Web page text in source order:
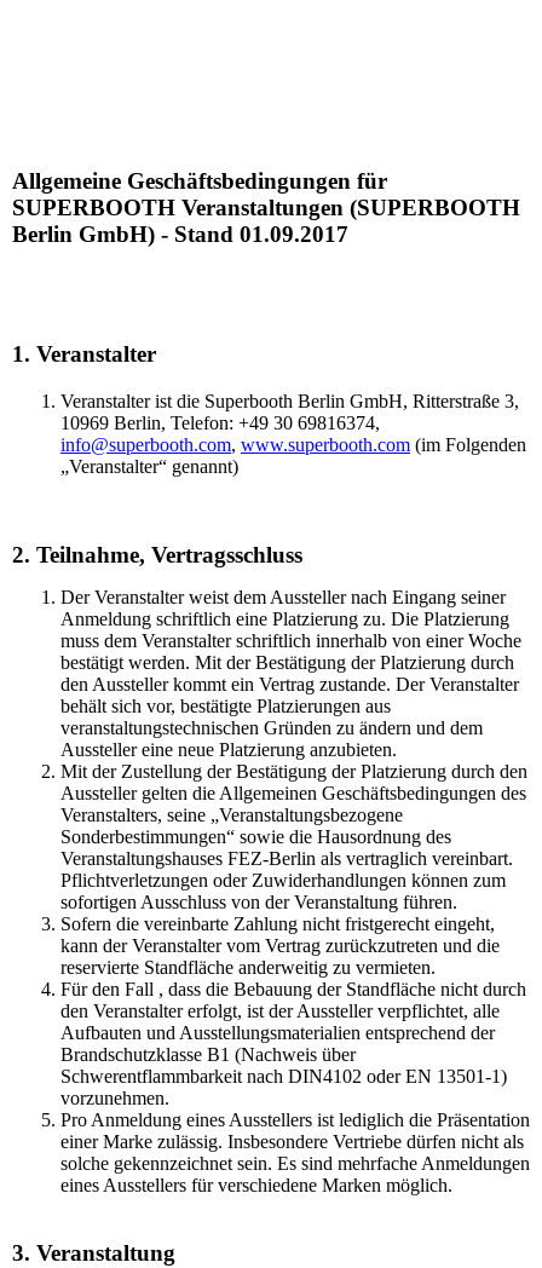
Allgemeine Geschäftsbedingungen für
SUPERBOOTH Veranstaltungen (SUPERBOOTH
Berlin GmbH) - Stand 01.09.2017
1. Veranstalter
Veranstalter ist die Superbooth Berlin GmbH, Ritterstraße 3,
10969 Berlin, Telefon: +49 30 69816374,
info@superbooth.com, www.superbooth.com (im Folgenden
„Veranstalter“ genannt)
2. Teilnahme, Vertragsschluss
Der Veranstalter weist dem Aussteller nach Eingang seiner
Anmeldung schriftlich eine Platzierung zu. Die Platzierung
muss dem Veranstalter schriftlich innerhalb von einer Woche
bestätigt werden. Mit der Bestätigung der Platzierung durch
den Aussteller kommt ein Vertrag zustande. Der Veranstalter
behält sich vor, bestätigte Platzierungen aus
veranstaltungstechnischen Gründen zu ändern und dem
Aussteller eine neue Platzierung anzubieten.
Mit der Zustellung der Bestätigung der Platzierung durch den
Aussteller gelten die Allgemeinen Geschäftsbedingungen des
Veranstalters, seine „Veranstaltungsbezogene
Sonderbestimmungen“ sowie die Hausordnung des
Veranstaltungshauses FEZ-Berlin als vertraglich vereinbart.
Pflichtverletzungen oder Zuwiderhandlungen können zum
sofortigen Ausschluss von der Veranstaltung führen.
Sofern die vereinbarte Zahlung nicht fristgerecht eingeht,
kann der Veranstalter vom Vertrag zurückzutreten und die
reservierte Standfläche anderweitig zu vermieten.
Für den Fall , dass die Bebauung der Standfläche nicht durch
den Veranstalter erfolgt, ist der Aussteller verpflichtet, alle
Aufbauten und Ausstellungsmaterialien entsprechend der
Brandschutzklasse B1 (Nachweis über
Schwerentflammbarkeit nach DIN4102 oder EN 13501-1)
vorzunehmen.
Pro Anmeldung eines Ausstellers ist lediglich die Präsentation
einer Marke zulässig. Insbesondere Vertriebe dürfen nicht als
solche gekennzeichnet sein. Es sind mehrfache Anmeldungen
eines Ausstellers für verschiedene Marken möglich.
3. Veranstaltung